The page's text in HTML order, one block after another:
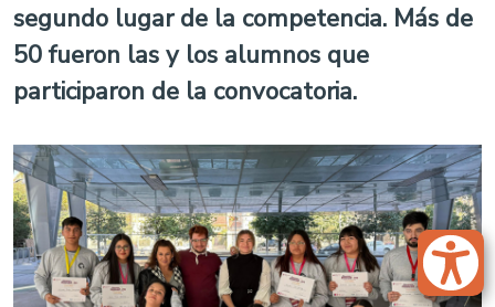
segundo lugar de la competencia. Más de
50 fueron las y los alumnos que
participaron de la convocatoria.